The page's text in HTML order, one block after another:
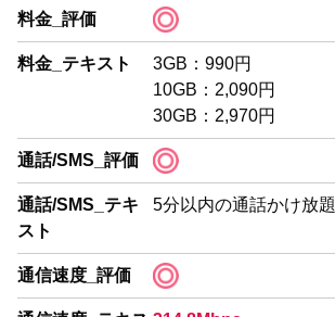
料金_評価
料金_テキスト
3GB：990円
10GB：2,090円
30GB：2,970円
通話/SMS_評価
通話/SMS_テキ
スト
5分以内の通話かけ放題
通信速度_評価